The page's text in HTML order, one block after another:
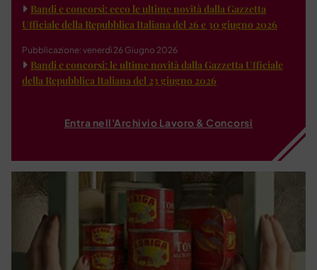
Bandi e concorsi: ecco le ultime novità dalla Gazzetta
Ufficiale della Repubblica Italiana del 26 e 30 giugno 2026
Pubblicazione: venerdì 26 Giugno 2026
Bandi e concorsi: le ultime novità dalla Gazzetta Ufficiale
della Repubblica Italiana del 23 giugno 2026
Entra nell'Archivio Lavoro & Concorsi